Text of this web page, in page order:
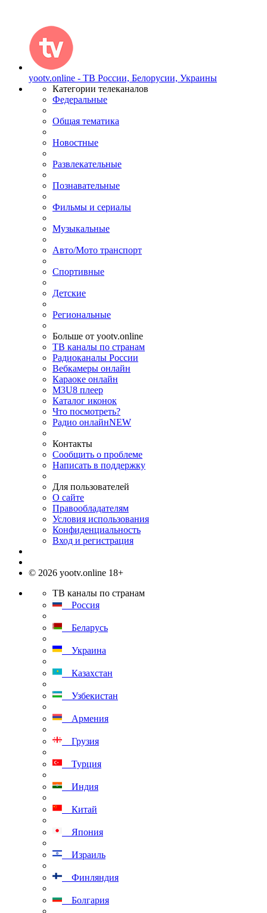
yootv.online - ТВ России, Белорусии, Украины
Категории телеканалов
Федеральные
Общая тематика
Новостные
Развлекательные
Познавательные
Фильмы и сериалы
Музыкальные
Авто/Мото транспорт
Спортивные
Детские
Региональные
Больше от yootv.online
ТВ каналы по странам
Радиоканалы России
Вебкамеры онлайн
Караоке онлайн
M3U8 плеер
Каталог иконок
Что посмотреть?
Радио онлайнNEW
Контакты
Сообщить о проблеме
Написать в поддержку
Для пользователей
О сайте
Правообладателям
Условия использования
Конфиденциальность
Вход и регистрация
© 2026 yootv.online 18+
ТВ каналы по странам
Россия
Беларусь
Украина
Казахстан
Узбекистан
Армения
Грузия
Турция
Индия
Китай
Япония
Израиль
Финляндия
Болгария